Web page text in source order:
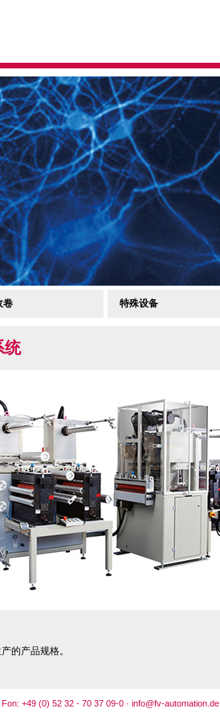
卷 特殊设备
统
的产品规格。
+49 (0) 52 32 - 70 37 09-0 · info@fv-automation.de